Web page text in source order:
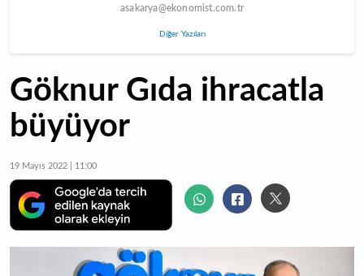
asakarya@ekonomist.com.tr
Diğer Yazıları
Göknur Gıda ihracatla
büyüyor
19 Mayıs 2022 | 11:00